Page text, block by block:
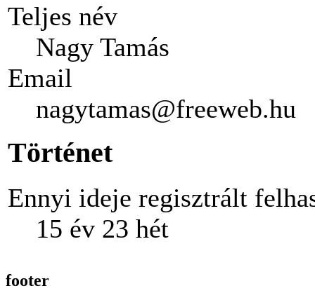
Teljes név
Nagy Tamás
Email
nagytamas@freeweb.hu
Történet
Ennyi ideje regisztrált
15 év 23 hét
footer